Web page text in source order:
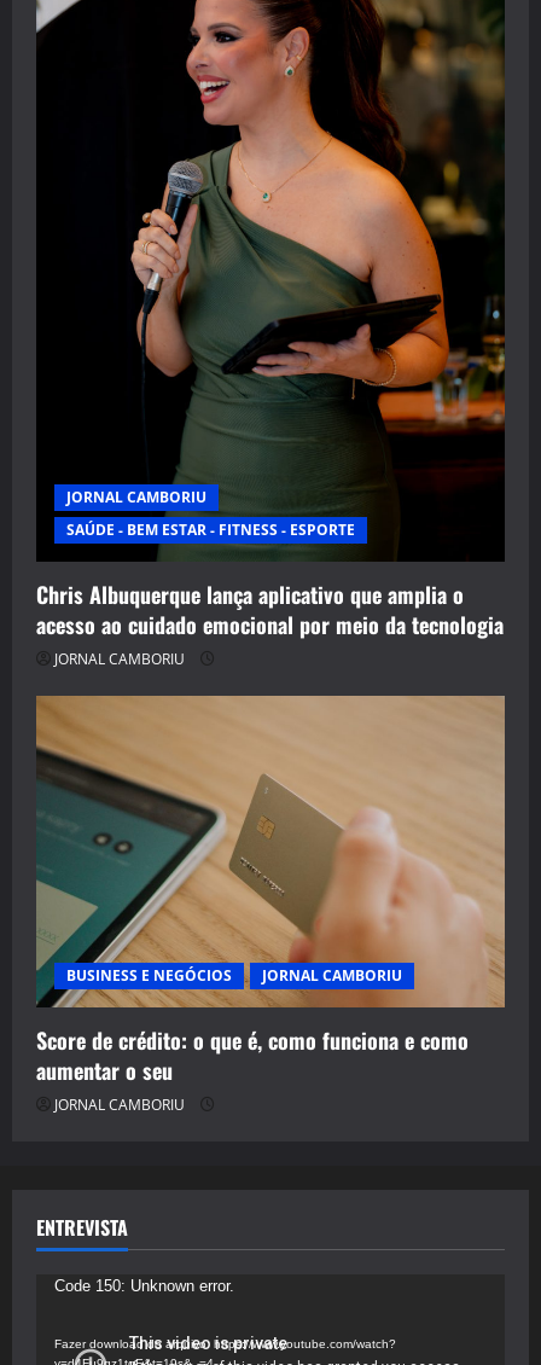
JORNAL CAMBORIU
SAÚDE - BEM ESTAR - FITNESS - ESPORTE
Chris Albuquerque lança aplicativo que amplia o
acesso ao cuidado emocional por meio da tecnologia
JORNAL CAMBORIU
BUSINESS E NEGÓCIOS JORNAL CAMBORIU
Score de crédito: o que é, como funciona e como
aumentar o seu
JORNAL CAMBORIU
ENTREVISTA
Tocador
vídeo
Code 150: Unknown error.
Fazer download do arquivo: https://www.youtube.com/watch?